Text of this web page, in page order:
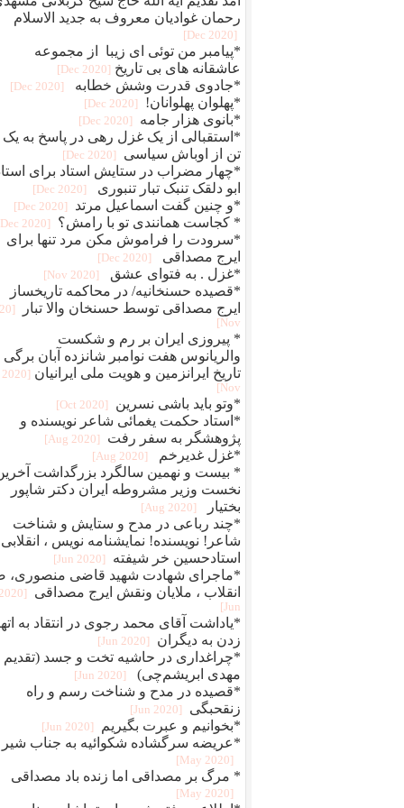
رحمان غوادیان معروف به جدید الاسلام
[2020 Dec]
*پیامبر من توئی ای زیبا از مجموعه
عاشقانه های بی تاریخ [2020 Dec]
*جادوی قدرت وشش خطابه [2020 Dec]
*پهلوان پهلوانان! [2020 Dec]
*بانوی هزار جامه [2020 Dec]
*استقبالی از یک غزل رهی در پاسخ به یک
تن از اوباش سیاسی
[2020 Dec]
*چهار مضراب در ستایش استاد برای
ابو دلقک تنبک تبار تنبوری
[2020 Dec]
*و چنین گفت اسماعیل مرتد [2020 Dec]
* کجاست همانندی تو با رامش؟ [2020 Dec]
*سرودت را فراموش مکن مرد تنها برای
ایرج مصداقی
[2020 Dec]
*غزل . به فتوای عشق [2020 Nov]
*قصیده حسنخانیه/ در محاکمه تاریخساز
ایرج مصداقی توسط حسنخان والا تبار
Nov]
* پیروزی ایران بر رم و شکست
والریانوس هفت نوامبر شانزده آبان برگی
تاریخ ایرانزمین و هویت ملی ایرانیان
[2020
Nov]
*وتو باید باشی نسرین [2020 Oct]
*استاد حکمت یغمائی شاعر نویسنده و
پژوهشگر به سفر رفت
[2020 Aug]
*غزل غدیرخم [2020 Aug]
* بیست و نهمین سالگرد بزرگداشت
نخست وزیر مشروطه ایران دکتر شاپور
بختیار
[2020 Aug]
*چند رباعی در مدح و ستایش و شناخت
شاعر! نویسنده! نمایشنامه نویس ، انقلابی
استادحسین خر شیفته
[2020 Jun]
*ماجرای شهادت شهید قاضی منصوری،
انقلاب ، ملایان ونقش ایرج مصداقی
[2020
Jun]
*یاداشت آقای محمد رجوی در انتقاد به
زدن به دیگران
[2020 Jun]
*چراغداری در حاشیه تخت و جسد (تقدیم
مهدی ابریشم‌چی)
[2020 Jun]
*قصیده در مدح و شناخت رسم و راه
زنقحبگی
[2020 Jun]
*بخوانیم و عبرت بگیریم [2020 Jun]
*عریضه سرگشاده شکوائیه به جناب شیر
[2020 May]
* مرگ بر مصداقی اما زنده باد مصداقی
[2020 May]